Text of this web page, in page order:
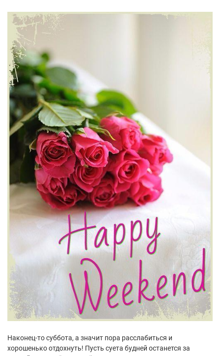
Наконец-то суббота, а значит пора расслабиться и
хорошенько отдохнуть! Пусть суета будней останется за